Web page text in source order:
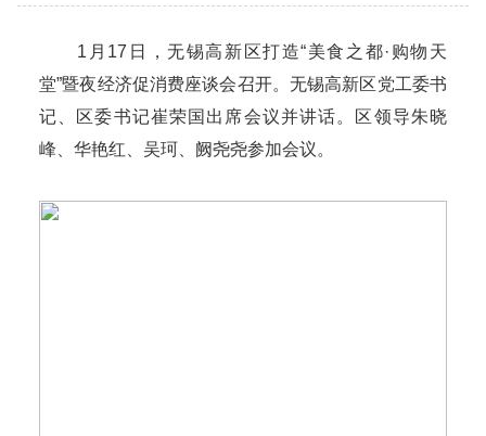
1月17日，无锡高新区打造“美食之都·购物天
堂”暨夜经济促消费座谈会召开。无锡高新区党工委书
记、区委书记崔荣国出席会议并讲话。区领导朱晓
峰、华艳红、吴珂、阙尧尧参加会议。